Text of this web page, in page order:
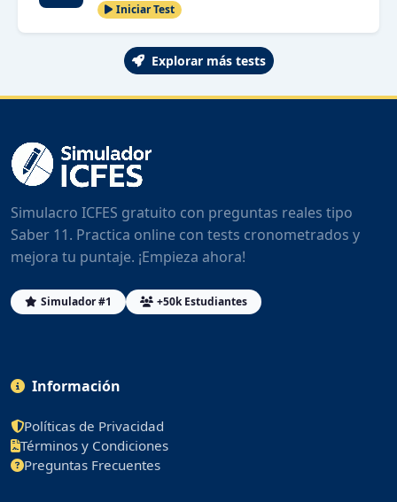
Iniciar Test
Explorar más tests
Simulacro ICFES gratuito con preguntas reales tipo
Saber 11. Practica online con tests cronometrados y
mejora tu puntaje. ¡Empieza ahora!
Simulador #1 +50k Estudiantes
Información
Políticas de Privacidad
Términos y Condiciones
Preguntas Frecuentes